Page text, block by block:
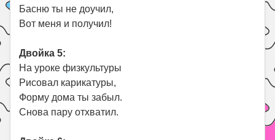
Басню ты не доучил,
Вот меня и получил!
Двойка 5:
На уроке физкультуры
Рисовал карикатуры,
Форму дома ты забыл.
Снова пару отхватил.